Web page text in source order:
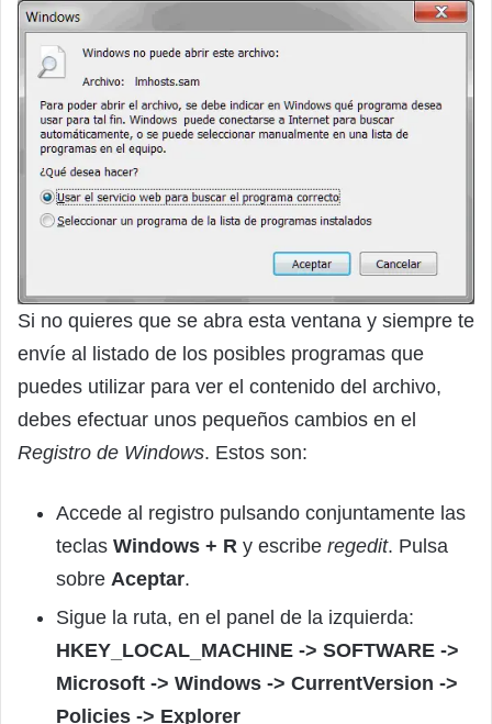
Si no quieres que se abra esta ventana y siempre te
envíe al listado de los posibles programas que
puedes utilizar para ver el contenido del archivo,
debes efectuar unos pequeños cambios en el
Registro de Windows. Estos son:
Accede al registro pulsando conjuntamente las
teclas Windows + R y escribe regedit. Pulsa
sobre Aceptar.
Sigue la ruta, en el panel de la izquierda:
HKEY_LOCAL_MACHINE -> SOFTWARE ->
Microsoft -> Windows -> CurrentVersion ->
Policies -> Explorer